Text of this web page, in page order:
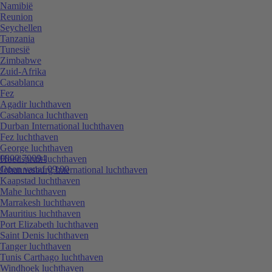
0800 70094
Open vanaf 09:00
Namibië
Reunion
Seychellen
Tanzania
Tunesië
Zimbabwe
Zuid-Afrika
Casablanca
Fez
Agadir luchthaven
Casablanca luchthaven
Durban International luchthaven
Fez luchthaven
George luchthaven
Hoedspruit luchthaven
Johannesburg International luchthaven
Kaapstad luchthaven
Mahe luchthaven
Marrakesh luchthaven
Mauritius luchthaven
Port Elizabeth luchthaven
Saint Denis luchthaven
Tanger luchthaven
Tunis Carthago luchthaven
Windhoek luchthaven